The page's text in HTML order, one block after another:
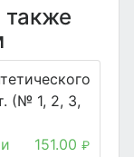
(№ 1, 2, 3,
151.00 ₽